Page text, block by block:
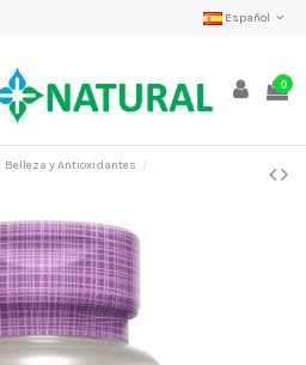
Español
0
Belleza y Antioxidantes